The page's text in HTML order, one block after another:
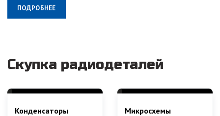
ПОДРОБНЕЕ
Скупка радиодеталей
Конденсаторы Микросхемы